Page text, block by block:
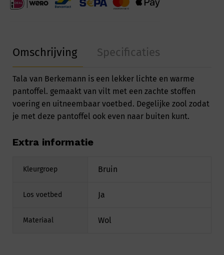
Omschrijving Specificaties
Tala van Berkemann is een lekker lichte en warme
pantoffel. gemaakt van vilt met een zachte stoffen
voering en uitneembaar voetbed. Degelijke zool zodat
je met deze pantoffel ook even naar buiten kunt.
Extra informatie
Kleurgroep Bruin
Los voetbed Ja
Materiaal Wol